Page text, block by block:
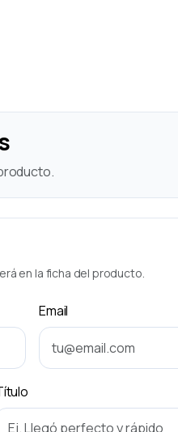
en la ficha del producto.
Email